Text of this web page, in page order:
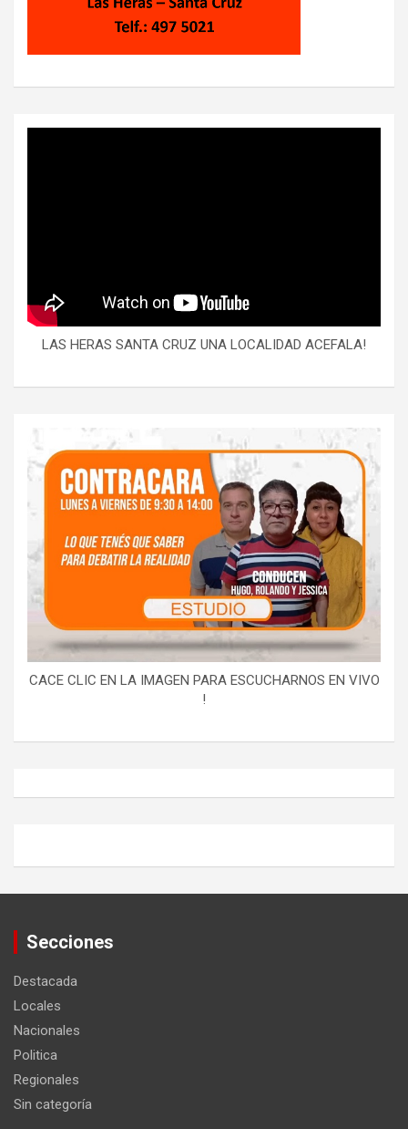
LAS HERAS SANTA CRUZ UNA LOCALIDAD ACEFALA!
CACE CLIC EN LA IMAGEN PARA ESCUCHARNOS EN VIVO
!
Secciones
Destacada
Locales
Nacionales
Politica
Regionales
Sin categoría